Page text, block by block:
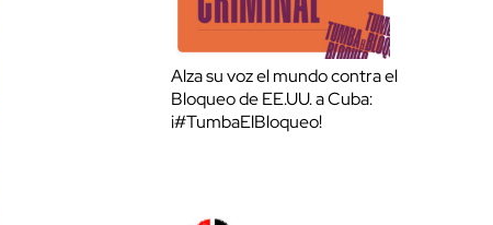
Alza su voz el mundo contra el
Bloqueo de EE.UU. a Cuba:
¡#TumbaElBloqueo!